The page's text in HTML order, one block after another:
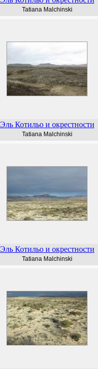
Tatiana Malchinski
Эль Котильо и окрестности
Tatiana Malchinski
Эль Котильо и окрестности
Tatiana Malchinski